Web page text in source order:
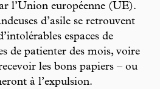
l’Union européenne (UE).
d’asile se retrouvent
espaces de
de patienter des mois, voire
les bons papiers – ou
à l’expulsion.